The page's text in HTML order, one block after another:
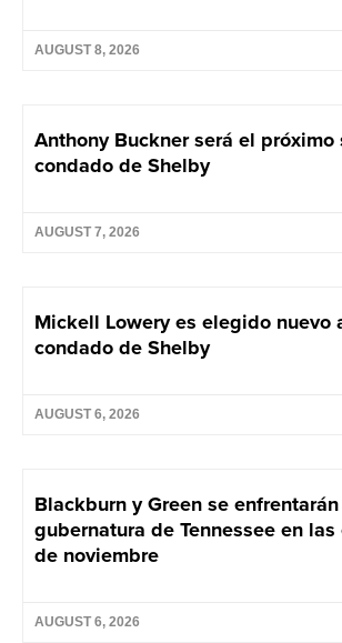
AUGUST 8, 2026
Anthony Buckner será el
condado de Shelby
AUGUST 7, 2026
Mickell Lowery es elegido nuevo
condado de Shelby
AUGUST 6, 2026
Blackburn y Green se
gubernatura de Tennessee en
de noviembre
AUGUST 6, 2026